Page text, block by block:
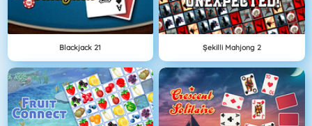
Blackjack 21 Şekilli Mahjong 2